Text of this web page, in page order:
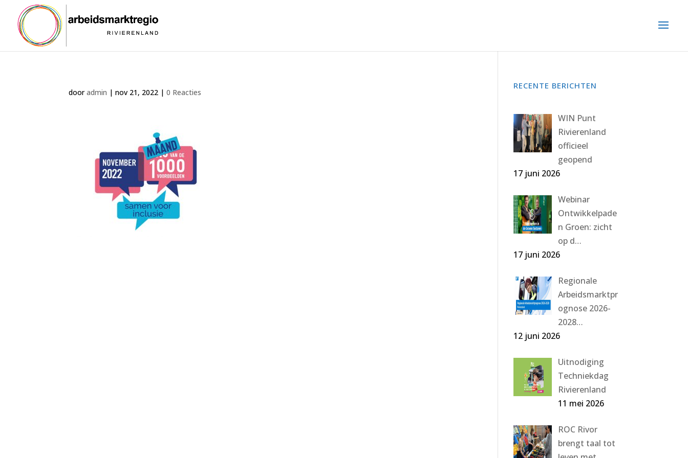
dooradmin |nov 21, 2022 |0 Reacties
RECENTE BERICHTEN
WIN Punt
Rivierenland
officieel
geopend
17 juni 2026
Webinar
Ontwikkelpade
n Groen: zicht
op d…
17 juni 2026
Regionale
Arbeidsmarktpr
ognose 2026-
2028…
12 juni 2026
Uitnodiging
Techniekdag
Rivierenland
11 mei 2026
ROC Rivor
brengt taal tot